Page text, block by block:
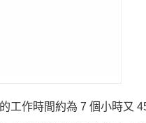
工作時間約為 7 個小時又